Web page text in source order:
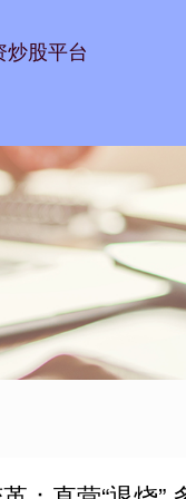
股平台